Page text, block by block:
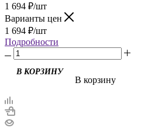
1 694 ₽/шт
Варианты цен
1 694 ₽/шт
Подробности
В корзину